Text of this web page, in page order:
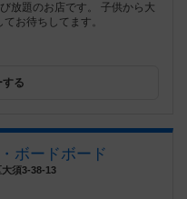
放題のお店です。 子供から大
お待ちしてます。
する
ボードボード
須3-38-13